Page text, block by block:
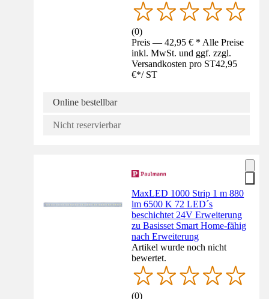
(0)
Preis — 42,95 € * Alle Preise
inkl. MwSt. und ggf. zzgl.
Versandkosten pro ST42,95
€*/ ST
Online bestellbar
Nicht reservierbar
MaxLED 1000 Strip 1 m 880
lm 6500 K 72 LED´s
beschichtet 24V Erweiterung
zu Basisset Smart Home-fähig
nach Erweiterung
Artikel wurde noch nicht
bewertet.
(0)